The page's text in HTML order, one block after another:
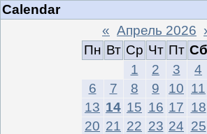
Calendar
« Апрель 2026
Пн Вт Ср Чт Пт Сб
1
2 3 4
6
7 8 9 10 11
13 14 15 16 17 18
20 21 22 23 24 25